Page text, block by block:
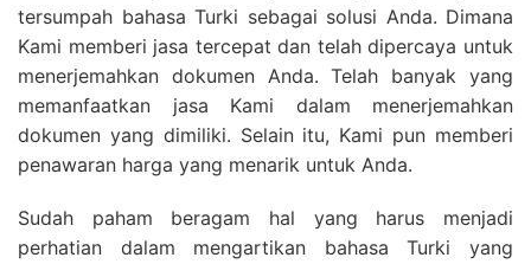
tersumpah bahasa Turki sebagai solusi Anda. Dimana
Kami memberi jasa tercepat dan telah dipercaya untuk
menerjemahkan dokumen Anda. Telah banyak yang
memanfaatkan jasa Kami dalam menerjemahkan
dokumen yang dimiliki. Selain itu, Kami pun memberi
penawaran harga yang menarik untuk Anda.
Sudah paham beragam hal yang harus menjadi
perhatian dalam mengartikan bahasa Turki yang